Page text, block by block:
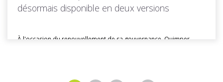
désormais disponible en deux versions
À l'occasion du renouvellement de sa gouvernance, Quimper